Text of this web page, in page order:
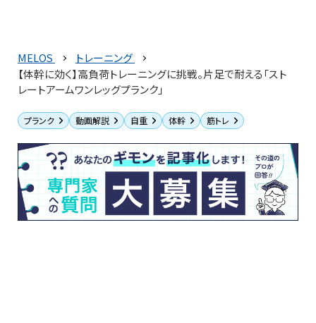
MELOS
トレーニング
【体幹に効く】高負荷トレーニングに挑戦。片足で耐える「スト
レートアームワンレッグプランク」
プランク 動画解説 自重 体幹 筋トレ